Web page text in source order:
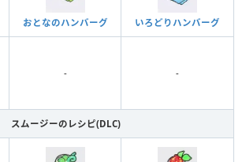
おとなのハンバーグ いろどりハンバーグ
- -
スムージーのレシピ(DLC)